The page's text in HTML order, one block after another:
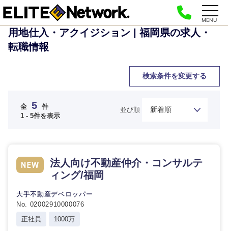
MENU
用地仕入・アクイジション | 福岡県の求人・
転職情報
検索条件を変更する
ご希望の職種を選択してください
ご希望の職種を選択してください
ご希望の業界を選択してください
ご希望の勤務地を選択してください
ご希望条件を入力ください
全 5 件
1 - 5件を表示
並び順
法人向け不動産仲介・コンサルテ
ィング/福岡
大手不動産デベロッパー
No. 02002910000076
正社員
1000万